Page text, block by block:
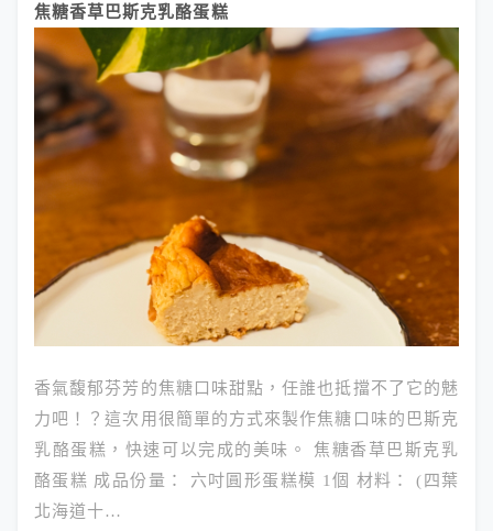
焦糖香草巴斯克乳酪蛋糕
香氣馥郁芬芳的焦糖口味甜點，任誰也抵擋不了它的魅
力吧！？這次用很簡單的方式來製作焦糖口味的巴斯克
乳酪蛋糕，快速可以完成的美味。 焦糖香草巴斯克乳
酪蛋糕 成品份量： 六吋圓形蛋糕模 1個 材料： (四葉
北海道十…